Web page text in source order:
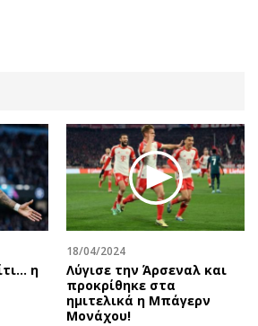
ΣΥΝΔΕΣΗ
Απόψεις
Αρθρογραφία
The Hill
Υγεία
Αγγελίες
Ενοικιάζονται
η
18/04/2024
Λύγισε την Άρσεναλ και
προκρίθηκε στα
ημιτελικά η Μπάγερν
Μονάχου!